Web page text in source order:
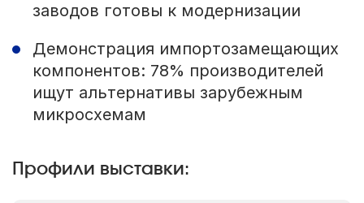
заводов готовы к модернизации
Демонстрация импортозамещающих
компонентов: 78% производителей
ищут альтернативы зарубежным
микросхемам
Профили выставки: